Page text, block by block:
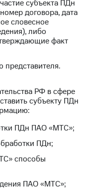
субъекта ПДн
договора, дата
словесное
либо
факт
представителя.
РФ в сфере
субъекту ПДн
ПДн ПАО «МТС»;
ПДн;
способы
ПАО «МТС»;